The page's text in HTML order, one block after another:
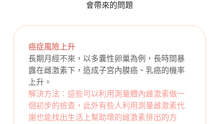
會帶來的問題
癌症風險上升
長期月經不來，以多囊性卵巢為例，長時間暴
露在雌激素下，造成子宮內膜癌、乳癌的機率
上升。
解決方法：這些可以利用測量體內雌激素做一
個初步的檢查，此外有些人利用測量雌激素代
謝也能找出生活上幫助壞的雌激素排出的方